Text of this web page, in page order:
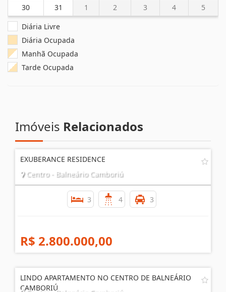
30
31 1 2 3 4
5
Diária Livre
Diária Ocupada
Manhã Ocupada
Tarde Ocupada
Imóveis Relacionados
EXUBERANCE RESIDENCE
Centro - Balneário Camboriú
3 4 3
R$ 2.800.000,00
LINDO APARTAMENTO NO CENTRO DE BALNEÁRIO
CAMBORIÚ